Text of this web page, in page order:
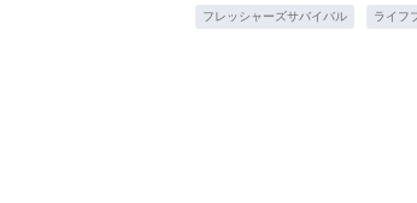
フレッシャーズサバイバル ライフ